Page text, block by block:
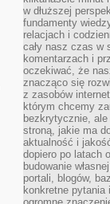
w dłuższej
fundamenty
relacjach i
cały nasz czas w
komentarzach i
oczekiwać, że
znacząco się
z zasobów
którym chcemy
bezkrytycznie,
stroną, jakie ma
aktualność i
dopiero po latach
budowanie
portali, blogów,
konkretne